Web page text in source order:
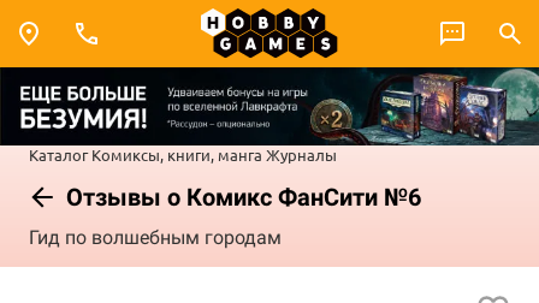
Каталог Комиксы, книги, манга Журналы
Отзывы о Комикс ФанСити №6
Гид по волшебным городам